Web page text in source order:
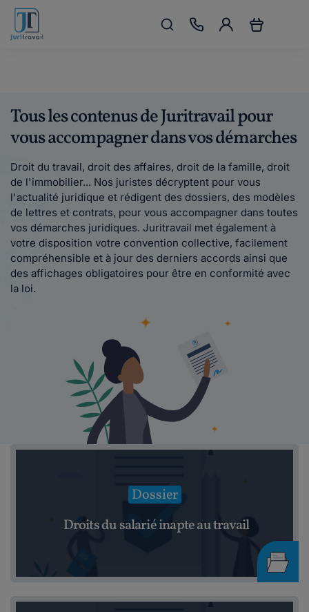
Tous les contenus de Juritravail pour
vous accompagner dans vos démarches
Droit du travail, droit des affaires, droit de la famille, droit
de l'immobilier... Nos juristes décryptent pour vous
l'actualité juridique et rédigent des dossiers, des modèles
de lettres et contrats, pour vous accompagner dans toutes
vos démarches juridiques. Juritravail met également à
votre disposition votre convention collective, facilement
compréhensible et à jour des derniers accords ainsi que
des affichages obligatoires pour être en conformité avec
la loi.
Dossier
Droits du salarié inapte au travail